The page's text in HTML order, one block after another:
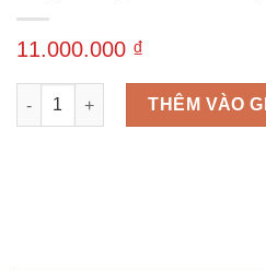
11.000.000 ₫
Máy màng seal liên tục LGYF –
THÊM VÀO